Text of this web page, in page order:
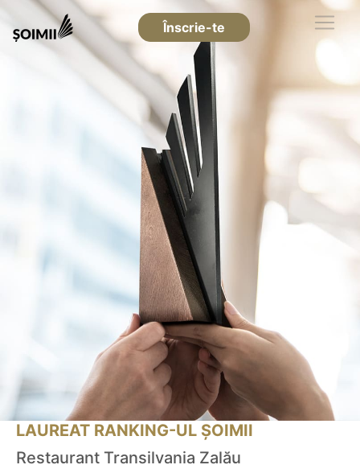
Înscrie-te
LAUREAT RANKING-UL ȘOIMII
Restaurant Transilvania Zalău